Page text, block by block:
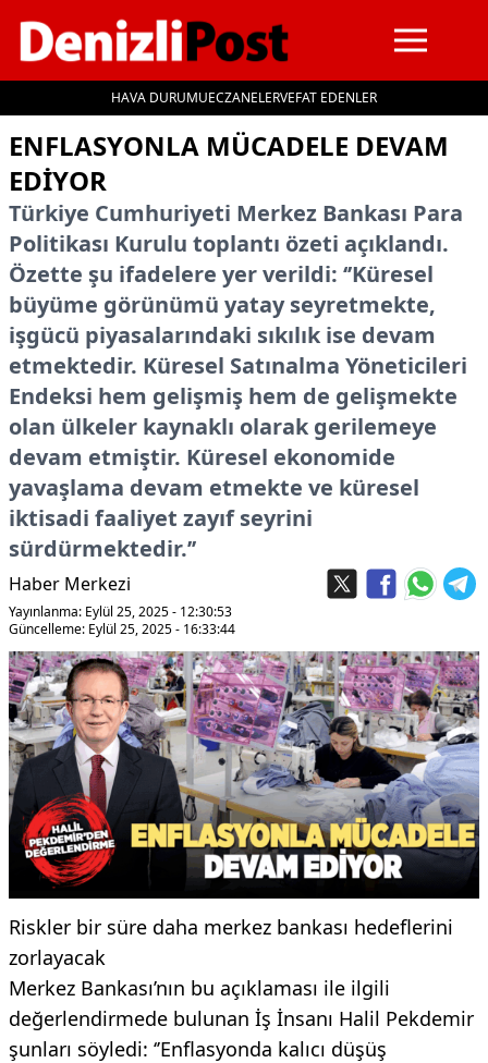
HAVA DURUMUECZANELERVEFAT EDENLER
ENFLASYONLA MÜCADELE DEVAM
EDİYOR
Türkiye Cumhuriyeti Merkez Bankası Para
Politikası Kurulu toplantı özeti açıklandı.
Özette şu ifadelere yer verildi: ‘’Küresel
büyüme görünümü yatay seyretmekte,
işgücü piyasalarındaki sıkılık ise devam
etmektedir. Küresel Satınalma Yöneticileri
Endeksi hem gelişmiş hem de gelişmekte
olan ülkeler kaynaklı olarak gerilemeye
devam etmiştir. Küresel ekonomide
yavaşlama devam etmekte ve küresel
iktisadi faaliyet zayıf seyrini
sürdürmektedir.’’
Haber Merkezi
Yayınlanma: Eylül 25, 2025 - 12:30:53
Güncelleme: Eylül 25, 2025 - 16:33:44
Riskler bir süre daha merkez bankası hedeflerini
zorlayacak
Merkez Bankası’nın bu açıklaması ile ilgili
değerlendirmede bulunan İş İnsanı Halil Pekdemir
şunları söyledi: ‘’Enflasyonda kalıcı düşüş